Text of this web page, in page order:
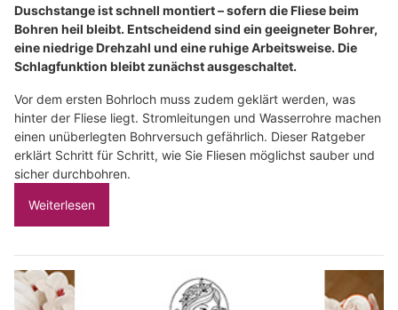
Duschstange ist schnell montiert – sofern die Fliese beim
Bohren heil bleibt. Entscheidend sind ein geeigneter Bohrer,
eine niedrige Drehzahl und eine ruhige Arbeitsweise. Die
Schlagfunktion bleibt zunächst ausgeschaltet.
Vor dem ersten Bohrloch muss zudem geklärt werden, was
hinter der Fliese liegt. Stromleitungen und Wasserrohre machen
einen unüberlegten Bohrversuch gefährlich. Dieser Ratgeber
erklärt Schritt für Schritt, wie Sie Fliesen möglichst sauber und
sicher durchbohren.
Weiterlesen